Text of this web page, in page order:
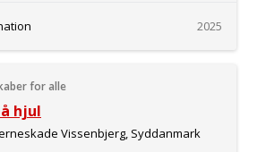
2025
for alle
hjul
Vissenbjerg, Syddanmark